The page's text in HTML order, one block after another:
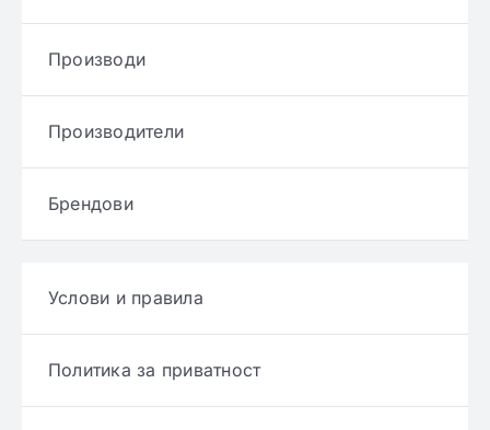
Производи
Производители
Брендови
Услови и правила
Политика за приватност